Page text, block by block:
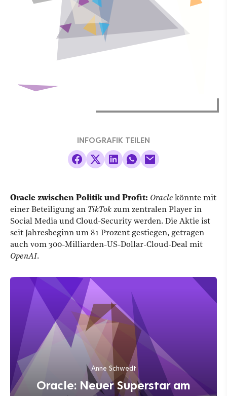
INFOGRAFIK TEILEN
Oracle zwischen Politik und Profit: Oracle könnte mit
einer Beteiligung an TikTok zum zentralen Player in
Social Media und Cloud-Security werden. Die Aktie ist
seit Jahresbeginn um 81 Prozent gestiegen, getragen
auch vom 300-Milliarden-US-Dollar-Cloud-Deal mit
OpenAI.
Anne Schwedt
Oracle: Neuer Superstar am